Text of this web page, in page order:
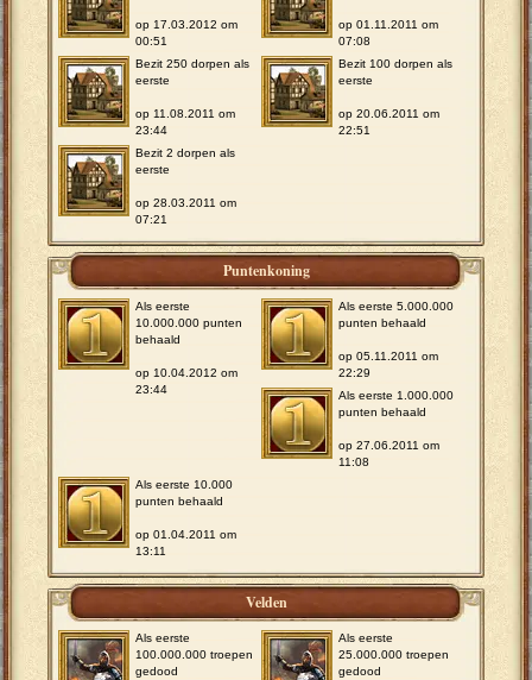
op 17.03.2012 om
00:51
op 01.11.2011 om
07:08
Bezit 250 dorpen als
eerste
op 11.08.2011 om
23:44
Bezit 100 dorpen als
eerste
op 20.06.2011 om
22:51
Bezit 2 dorpen als
eerste
op 28.03.2011 om
07:21
Puntenkoning
Als eerste
10.000.000 punten
behaald
op 10.04.2012 om
23:44
Als eerste 5.000.000
punten behaald
op 05.11.2011 om
22:29
Als eerste 1.000.000
punten behaald
op 27.06.2011 om
11:08
Als eerste 10.000
punten behaald
op 01.04.2011 om
13:11
Velden
Als eerste
100.000.000 troepen
gedood
Als eerste
25.000.000 troepen
gedood